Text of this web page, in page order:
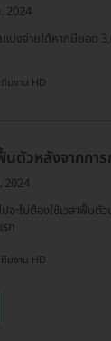
2024
แบ่งจ่ายได้หากมียอด
มงาน HD
นตัวหลังจากกา
2024
ปจะไม่ต้องใช้เวลาฟื้นตั
ก
มงาน HD